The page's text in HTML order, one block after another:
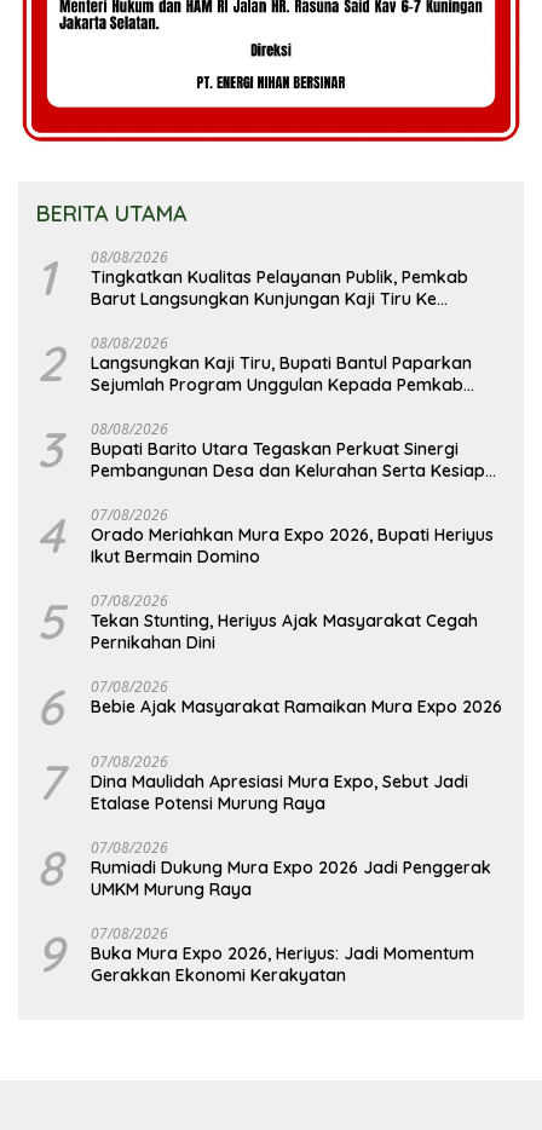
BERITA UTAMA
1 08/08/2026
Tingkatkan Kualitas Pelayanan Publik, Pemkab
Barut Langsungkan Kunjungan Kaji Tiru Ke
2 08/08/2026
Langsungkan Kaji Tiru, Bupati Bantul Paparkan
Sejumlah Program Unggulan Kepada Pemkab
3 08/08/2026
Bupati Barito Utara Tegaskan Perkuat Sinergi
Pembangunan Desa dan Kelurahan Serta Kesiapan
4 07/08/2026
Orado Meriahkan Mura Expo 2026, Bupati Heriyus
Ikut Bermain Domino
5 07/08/2026
Tekan Stunting, Heriyus Ajak Masyarakat Cegah
Pernikahan Dini
6 07/08/2026
Bebie Ajak Masyarakat Ramaikan Mura Expo 2026
7 07/08/2026
Dina Maulidah Apresiasi Mura Expo, Sebut Jadi
Etalase Potensi Murung Raya
8 07/08/2026
Rumiadi Dukung Mura Expo 2026 Jadi Penggerak
UMKM Murung Raya
9 07/08/2026
Buka Mura Expo 2026, Heriyus: Jadi Momentum
Gerakkan Ekonomi Kerakyatan